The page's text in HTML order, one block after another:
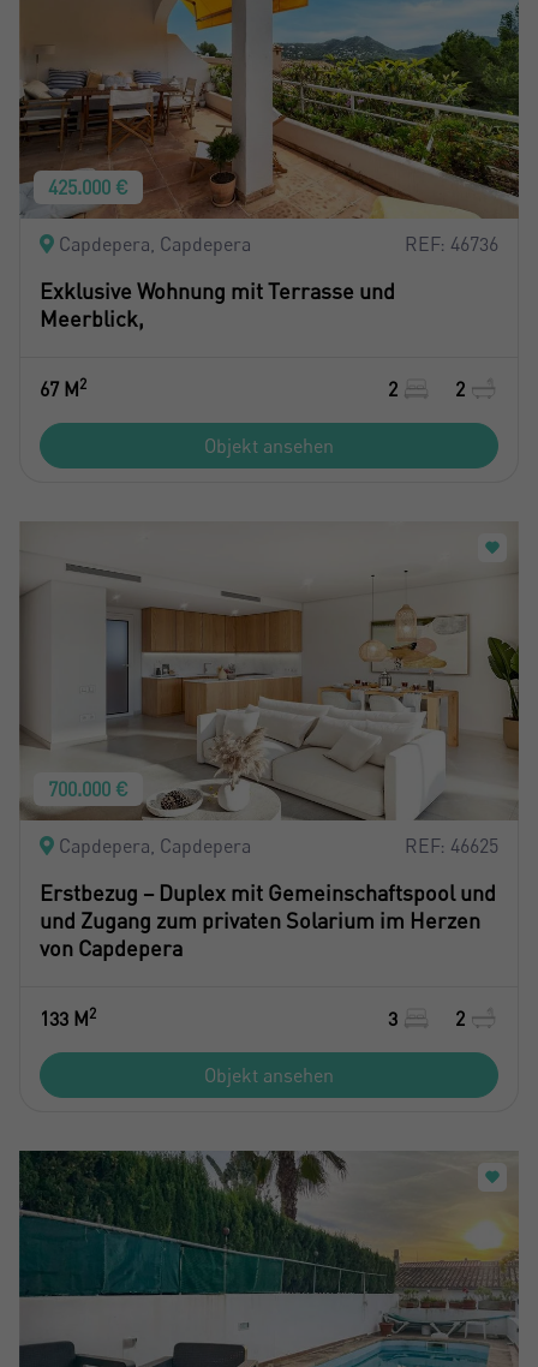
425.000 €
Capdepera, Capdepera REF: 46736
Exklusive Wohnung mit Terrasse und
Meerblick,
67 M2 2 2
Objekt ansehen
700.000 €
Capdepera, Capdepera REF: 46625
Erstbezug – Duplex mit Gemeinschaftspool und
und Zugang zum privaten Solarium im Herzen
von Capdepera
133 M2 3 2
Objekt ansehen